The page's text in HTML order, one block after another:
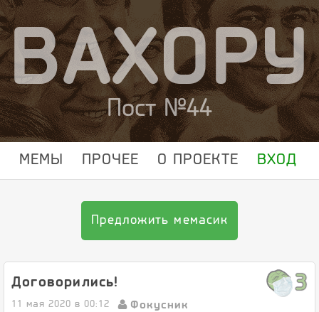
ВАХОРУ
Пост №44
МЕМЫ ПРОЧЕЕ О ПРОЕКТЕ ВХОД
Предложить мемасик
Договорились! 3
11 мая 2020 в 00:12 Фокусник